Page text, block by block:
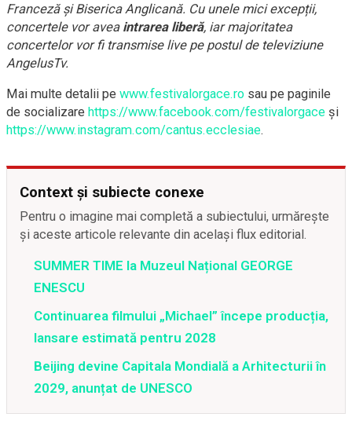
Franceză și Biserica Anglicană. Cu unele mici excepții,
concertele vor avea intrarea liberă, iar majoritatea
concertelor vor fi transmise live pe postul de televiziune
AngelusTv.
Mai multe detalii pe www.festivalorgace.ro sau pe paginile
de socializare https://www.facebook.com/festivalorgace și
https://www.instagram.com/cantus.ecclesiae.
Context și subiecte conexe
Pentru o imagine mai completă a subiectului, urmărește
și aceste articole relevante din același flux editorial.
SUMMER TIME la Muzeul Național GEORGE
ENESCU
Continuarea filmului „Michael” începe producția,
lansare estimată pentru 2028
Beijing devine Capitala Mondială a Arhitecturii în
2029, anunțat de UNESCO